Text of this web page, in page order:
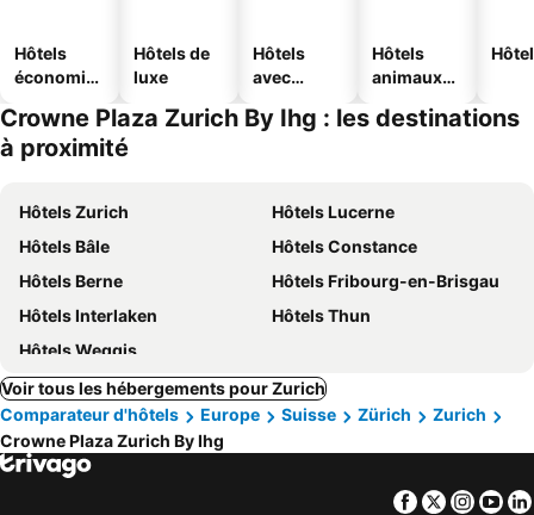
Hôtels
économiq
Hôtels de
luxe
Hôtels
avec
Hôtels
animaux
Crowne Plaza Zurich By Ihg : les destinations
à proximité
Hôtels Zurich
Hôtels Lucerne
Hôtels Bâle
Hôtels Constance
Hôtels Berne
Hôtels Fribourg-en-Brisgau
Hôtels Interlaken
Hôtels Thun
Hôtels Weggis
Voir tous les hébergements pour Zurich
Comparateur d'hôtels
Europe Suisse Zürich
Zurich
Crowne Plaza Zurich By Ihg
Facebook
Twitter